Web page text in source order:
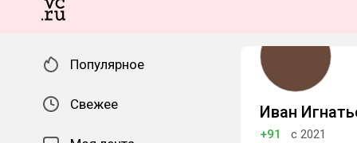
Популярное
Свежее Иван
+91 с 2021